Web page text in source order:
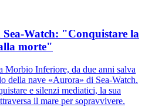
Watch: "Conquistare la
morte"
Morbio Inferiore, da due anni salva
della nave «Aurora» di Sea-Watch.
e silenzi mediatici, la sua
il mare per sopravvivere.